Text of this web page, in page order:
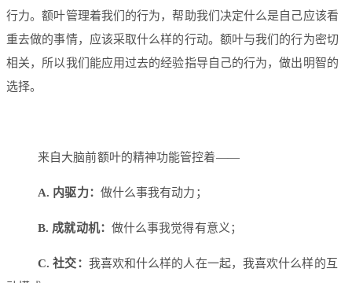
行力。额叶管理着我们的行为，帮助我们决定什么是自己应该看
重去做的事情，应该采取什么样的行动。额叶与我们的行为密切
相关，所以我们能应用过去的经验指导自己的行为，做出明智的
选择。
来自大脑前额叶的精神功能管控着——
A. 内驱力： 做什么事我有动力；
B. 成就动机： 做什么事我觉得有意义；
C. 社交： 我喜欢和什么样的人在一起，我喜欢什么样的互